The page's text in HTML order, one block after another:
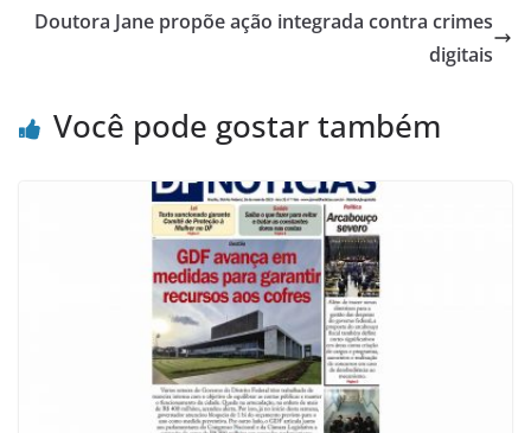
Doutora Jane propõe ação integrada contra crimes
digitais
Você pode gostar também